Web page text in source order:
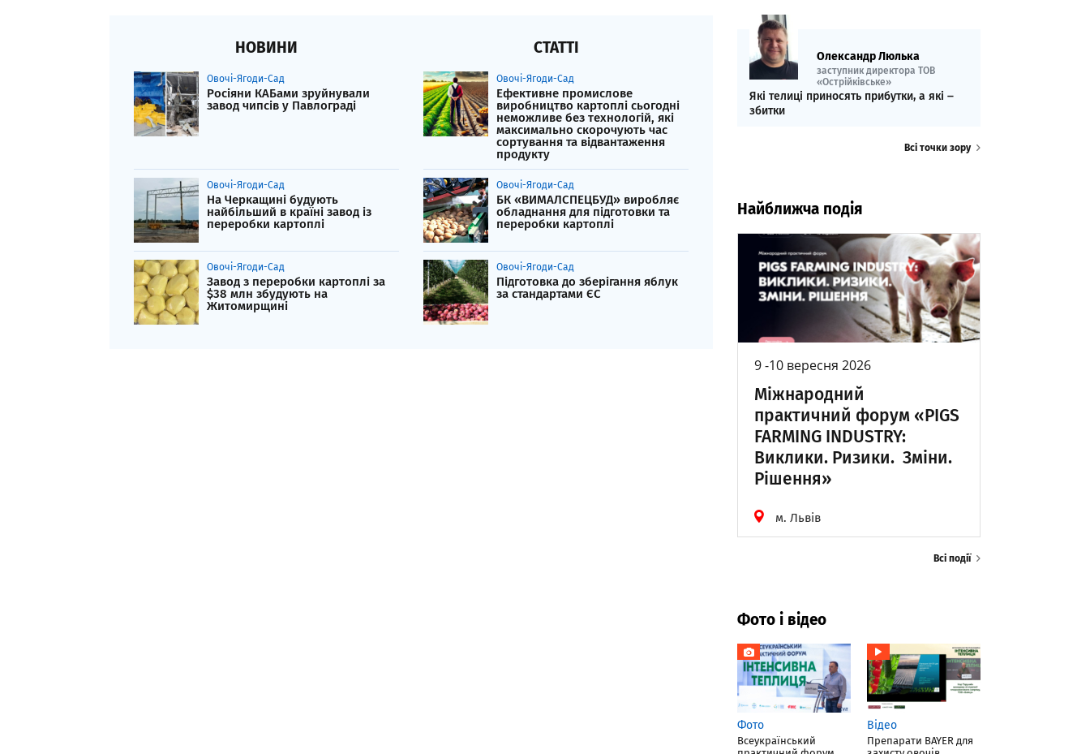
НОВИНИ
Овочі-Ягоди-Сад
Росіяни КАБами зруйнували
завод чипсів у Павлограді
Овочі-Ягоди-Сад
На Черкащині будують
найбільший в країні завод із
переробки картоплі
Овочі-Ягоди-Сад
Завод з переробки картоплі за
$38 млн збудують на
Житомирщині
СТАТТІ
Овочі-Ягоди-Сад
Ефективне промислове
виробництво картоплі сьогодні
неможливе без технологій, які
максимально скорочують час
сортування та відвантаження
продукту
Овочі-Ягоди-Сад
БК «ВИМАЛСПЕЦБУД» виробляє
обладнання для підготовки та
переробки картоплі
Овочі-Ягоди-Сад
Підготовка до зберігання яблук
за стандартами ЄС
Олександр Люлька
заступник директора ТОВ
«Острійківське»
Які телиці приносять прибутки, а які ‒
збитки
Всі точки зору
Найближча подія
9 -10 вересня 2026
Міжнародний
практичний форум «PIGS
FARMING INDUSTRY:
Виклики. Ризики. Зміни.
Рішення»
м. Львів
Всі події
Фото і відео
Фото
Всеукраїнський
Відео
Препарати BAYER для